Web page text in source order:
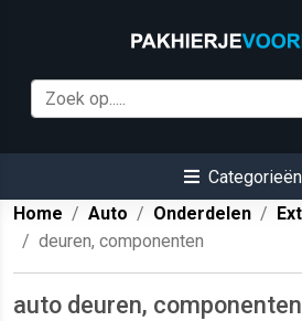
Categorieën
Home
Auto Onderdelen
deuren, componenten
auto deuren, componenten